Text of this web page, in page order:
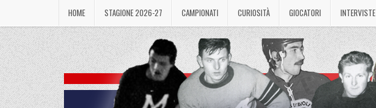
content
HOME STAGIONE 2026-27 CAMPIONATI CURIOSITÀ GIOCATORI INTERVISTE